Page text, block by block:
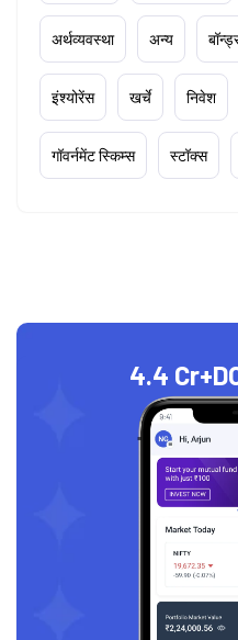
अर्थव्यवस्था अन्य
इंश्योरेंस खर्चे निवेश
गॉवर्नमेंट स्किम्स स्टॉक्स
4.4 Cr+